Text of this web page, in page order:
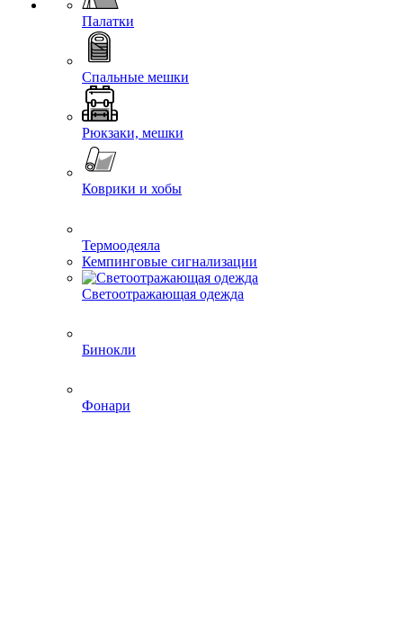
Палатки
Спальные мешки
Рюкзаки, мешки
Коврики и хобы
Термоодеяла
Кемпинговые сигнализации
Светоотражающая одежда
Бинокли
Фонари